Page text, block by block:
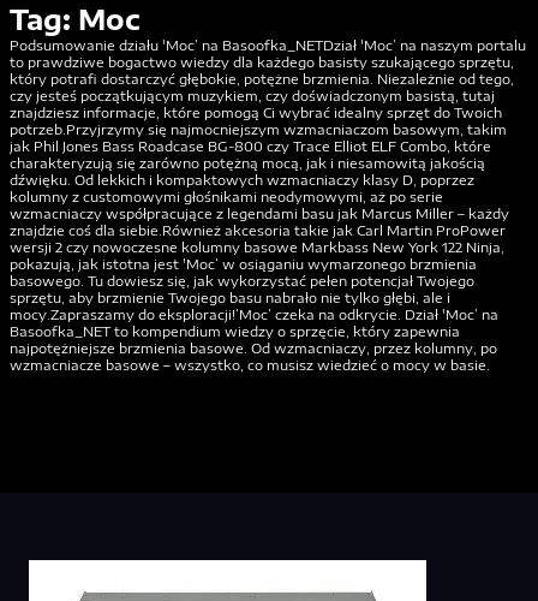
Tag: Moc
Podsumowanie działu 'Moc’ na Basoofka_NETDział 'Moc’ na naszym portalu
to prawdziwe bogactwo wiedzy dla każdego basisty szukającego sprzętu,
który potrafi dostarczyć głębokie, potężne brzmienia. Niezależnie od tego,
czy jesteś początkującym muzykiem, czy doświadczonym basistą, tutaj
znajdziesz informacje, które pomogą Ci wybrać idealny sprzęt do Twoich
potrzeb.Przyjrzymy się najmocniejszym wzmacniaczom basowym, takim
jak Phil Jones Bass Roadcase BG-800 czy Trace Elliot ELF Combo, które
charakteryzują się zarówno potężną mocą, jak i niesamowitą jakością
dźwięku. Od lekkich i kompaktowych wzmacniaczy klasy D, poprzez
kolumny z customowymi głośnikami neodymowymi, aż po serie
wzmacniaczy współpracujące z legendami basu jak Marcus Miller – każdy
znajdzie coś dla siebie.Również akcesoria takie jak Carl Martin ProPower
wersji 2 czy nowoczesne kolumny basowe Markbass New York 122 Ninja,
pokazują, jak istotna jest 'Moc’ w osiąganiu wymarzonego brzmienia
basowego. Tu dowiesz się, jak wykorzystać pełen potencjał Twojego
sprzętu, aby brzmienie Twojego basu nabrało nie tylko głębi, ale i
mocy.Zapraszamy do eksploracji!’Moc’ czeka na odkrycie. Dział 'Moc’ na
Basoofka_NET to kompendium wiedzy o sprzęcie, który zapewnia
najpotężniejsze brzmienia basowe. Od wzmacniaczy, przez kolumny, po
wzmacniacze basowe – wszystko, co musisz wiedzieć o mocy w basie.